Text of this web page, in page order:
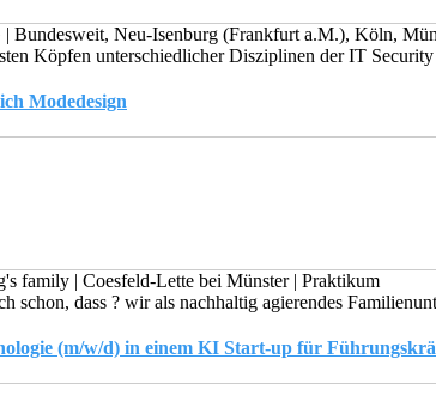
| Bundesweit, Neu-Isenburg (Frankfurt a.M.), Köln,
Köpfen unterschiedlicher Disziplinen der IT
Modedesign
family | Coesfeld-Lette bei Münster | Praktikum
schon, dass ? wir als nachhaltig agierendes
(m/w/d) in einem KI Start-up für